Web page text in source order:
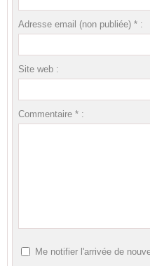
Adresse email (non publiée) * :
Site web :
Commentaire * :
Me notifier l'arrivée de